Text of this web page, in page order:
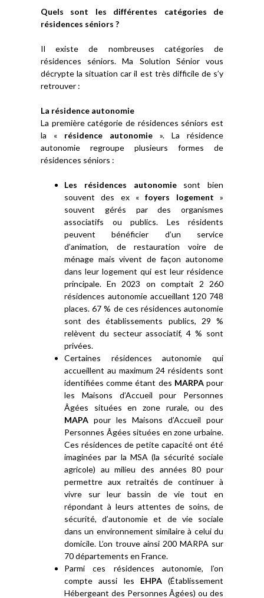
Quels sont les différentes catégories de
résidences séniors ?
Il existe de nombreuses catégories de
résidences séniors. Ma Solution Sénior vous
décrypte la situation car il est très difficile de s’y
retrouver :
La résidence autonomie
La première catégorie de résidences séniors est
la « résidence autonomie ». La résidence
autonomie regroupe plusieurs formes de
résidences séniors :
Les résidences autonomiesont bien
souvent des ex «foyers logement »
souvent gérés par des organismes
associatifs ou publics. Les résidents
peuvent bénéficier d’un service
d’animation, de restauration voire de
ménage mais vivent de façon autonome
dans leur logement qui est leur résidence
principale. En 2023 on comptait 2 260
résidences autonomie accueillant 120 748
places. 67 % de ces résidences autonomie
sont des établissements publics, 29 %
relèvent du secteur associatif, 4 % sont
privées.
Certaines résidences autonomie qui
accueillent au maximum 24 résidents sont
identifiées comme étant des MARPApour
les Maisons d’Accueil pour Personnes
Âgées situées en zone rurale, ou des
MAPA pour les Maisons d’Accueil pour
Personnes Âgées situées en zone urbaine.
Ces résidences de petite capacité ont été
imaginées par la MSA (la sécurité sociale
agricole) au milieu des années 80 pour
permettre aux retraités de continuer à
vivre sur leur bassin de vie tout en
répondant à leurs attentes de soins, de
sécurité, d’autonomie et de vie sociale
dans un environnement similaire à celui du
domicile. L’on trouve ainsi 200 MARPA sur
70 départements en France.
Parmi ces résidences autonomie, l’on
compte aussi les EHPA(Établissement
Hébergeant des Personnes Âgées) ou des